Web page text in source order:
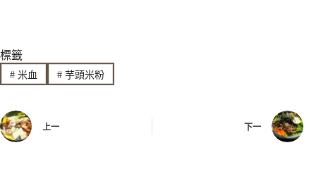
e e
b
y
L
標籤
#米血 #芋頭米粉
上一 下一